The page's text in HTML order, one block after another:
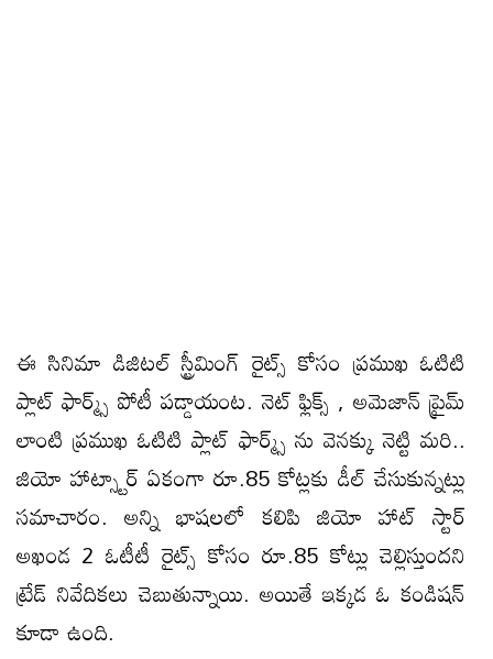
ఈ సినిమా డిజిటల్ స్ట్రీమింగ్ రైట్స్ కోసం ప్రముఖ ఓటిటి
ప్లాట్ ఫార్మ్స్ పోటీ పడ్డాయంట. నెట్ ఫ్లిక్స్ , అమెజాన్ ప్రైమ్
లాంటి ప్రముఖ ఓటిటి ప్లాట్ ఫార్మ్స్ ను వెనక్కు నెట్టి మరి..
జియో హాట్స్టార్ ఏకంగా రూ.85 కోట్లకు డీల్ చేసుకున్నట్లు
సమాచారం. అన్ని భాషలలో కలిపి జియో హాట్ స్టార్
అఖండ 2 ఓటీటీ రైట్స్ కోసం రూ.85 కోట్లు చెల్లిస్తుందని
ట్రేడ్ నివేదికలు చెబుతున్నాయి. అయితే ఇక్కడ ఓ కండిషన్
కూడా ఉంది.